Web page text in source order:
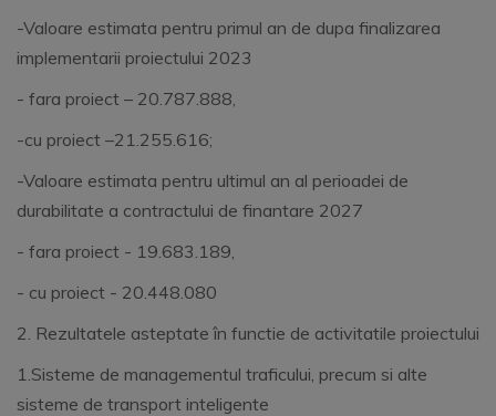
-Valoare estimata pentru primul an de dupa finalizarea
implementarii proiectului 2023
- fara proiect – 20.787.888,
-cu proiect –21.255.616;
-Valoare estimata pentru ultimul an al perioadei de
durabilitate a contractului de finantare 2027
- fara proiect - 19.683.189,
- cu proiect - 20.448.080
2. Rezultatele asteptate în functie de activitatile proiectului
1.Sisteme de managementul traficului, precum si alte
sisteme de transport inteligente